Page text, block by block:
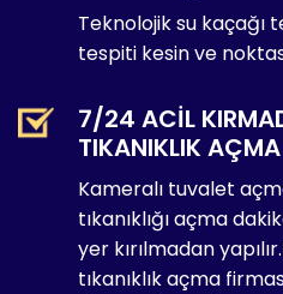
Teknolojik su kaçağı
tespiti kesin ve
7/24 ACIL
TIKANIKLIK AÇMA
Kameralı tuvalet
tıkanıklığı açma
yer kırılmadan
tıkanıklık açma